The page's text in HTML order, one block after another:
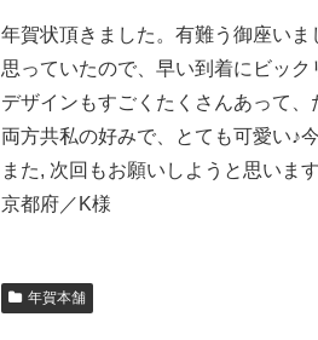
年賀状頂きました。有難う御座い
思っていたので、早い到着にビック
デザインもすごくたくさんあって、
両方共私の好みで、とても可愛い♪
また, 次回もお願いしようと思いま
京都府／K様
年賀本舗